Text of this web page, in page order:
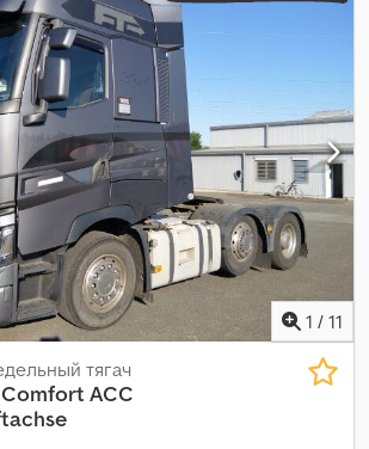
отопитель стояночный, сажевый
программа стабилизации (ESP)
1 / 11
тягач
ACC